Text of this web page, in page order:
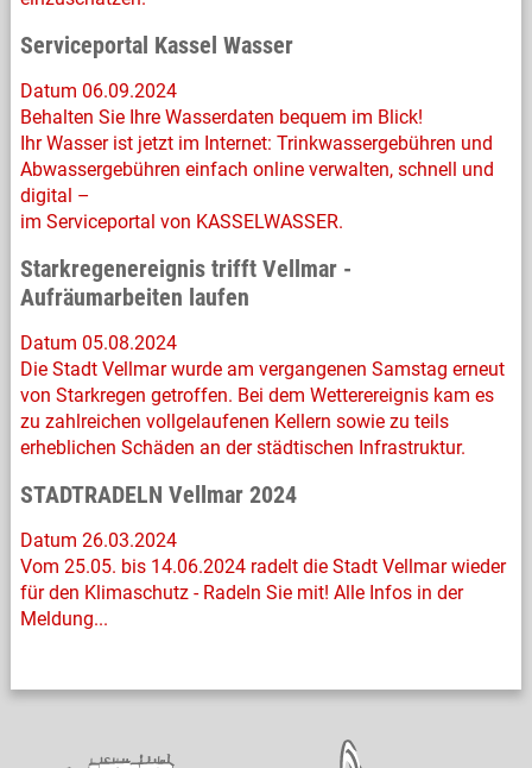
Serviceportal Kassel Wasser
Datum 06.09.2024
Behalten Sie Ihre Wasserdaten bequem im Blick!
Ihr Wasser ist jetzt im Internet: Trinkwassergebühren und
Abwassergebühren einfach online verwalten, schnell und
digital –
im Serviceportal von KASSELWASSER.
Starkregenereignis trifft Vellmar -
Aufräumarbeiten laufen
Datum 05.08.2024
Die Stadt Vellmar wurde am vergangenen Samstag erneut
von Starkregen getroffen. Bei dem Wetterereignis kam es
zu zahlreichen vollgelaufenen Kellern sowie zu teils
erheblichen Schäden an der städtischen Infrastruktur.
STADTRADELN Vellmar 2024
Datum 26.03.2024
Vom 25.05. bis 14.06.2024 radelt die Stadt Vellmar wieder
für den Klimaschutz - Radeln Sie mit! Alle Infos in der
Meldung...